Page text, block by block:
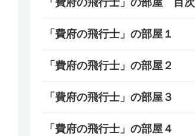
「費府の飛行士」の部屋 目次
「費府の飛行士」の部屋１
「費府の飛行士」の部屋２
「費府の飛行士」の部屋３
「費府の飛行士」の部屋４